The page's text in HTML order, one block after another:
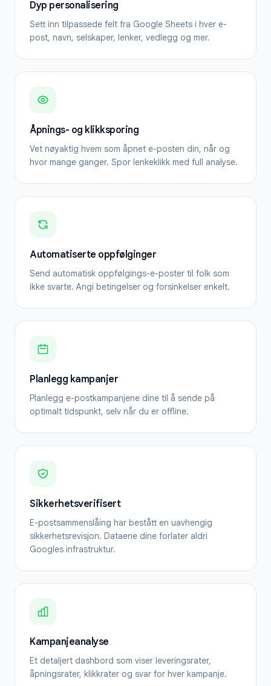
Dyp personalisering
Sett inn tilpassede felt fra Google Sheets i hver e-
post, navn, selskaper, lenker, vedlegg og mer.
Åpnings- og klikksporing
Vet nøyaktig hvem som åpnet e-posten din, når og
hvor mange ganger. Spor lenkeklikk med full analyse.
Automatiserte oppfølginger
Send automatisk oppfølgings-e-poster til folk som
ikke svarte. Angi betingelser og forsinkelser enkelt.
Planlegg kampanjer
Planlegg e-postkampanjene dine til å sende på
optimalt tidspunkt, selv når du er offline.
Sikkerhetsverifisert
E-postsammenslåing har bestått en uavhengig
sikkerhetsrevisjon. Dataene dine forlater aldri
Googles infrastruktur.
Kampanjeanalyse
Et detaljert dashbord som viser leveringsrater,
åpningsrater, klikkrater og svar for hver kampanje.